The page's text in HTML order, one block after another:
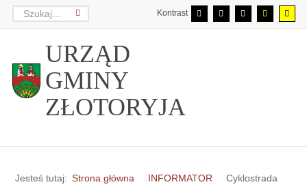
Kontrast
URZĄD
GMINY
ZŁOTORYJA
Jesteś tutaj: Strona główna INFORMATOR Cyklostrada